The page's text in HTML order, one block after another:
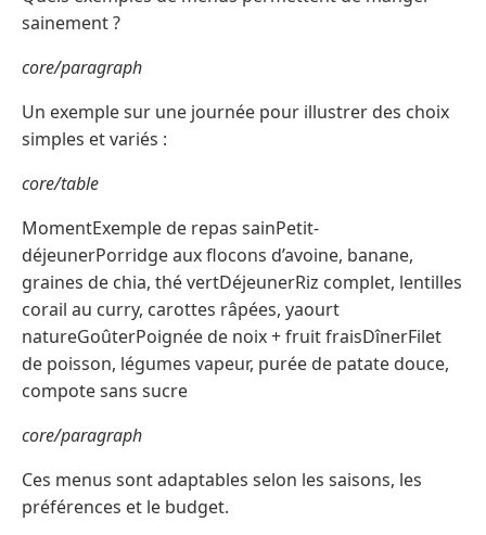
sainement ?
core/paragraph
Un exemple sur une journée pour illustrer des choix
simples et variés :
core/table
MomentExemple de repas sainPetit-
déjeunerPorridge aux flocons d’avoine, banane,
graines de chia, thé vertDéjeunerRiz complet, lentilles
corail au curry, carottes râpées, yaourt
natureGoûterPoignée de noix + fruit fraisDînerFilet
de poisson, légumes vapeur, purée de patate douce,
compote sans sucre
core/paragraph
Ces menus sont adaptables selon les saisons, les
préférences et le budget.